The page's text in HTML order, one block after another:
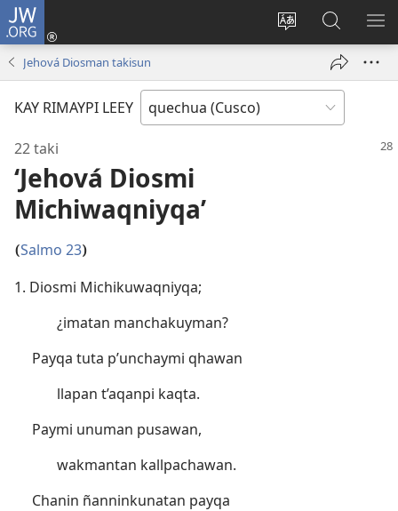
JW.ORG
Direccionpi
Sutiykiwan
jaykuy
nueva
JW.ORG
nisqapi
maskhay
Jehová Diosman takisun
KAY RIMAYPI LEEY
22 taki
‘Jehová Diosmi
Michiwaqniyqa’
(Salmo 23)
1. Diosmi Michikuwaqniyqa;
¿imatan manchakuyman?
Payqa tuta p’unchaymi qhawan
llapan t’aqanpi kaqta.
Paymi unuman pusawan,
wakmantan kallpachawan.
Chanin ñanninkunatan payqa